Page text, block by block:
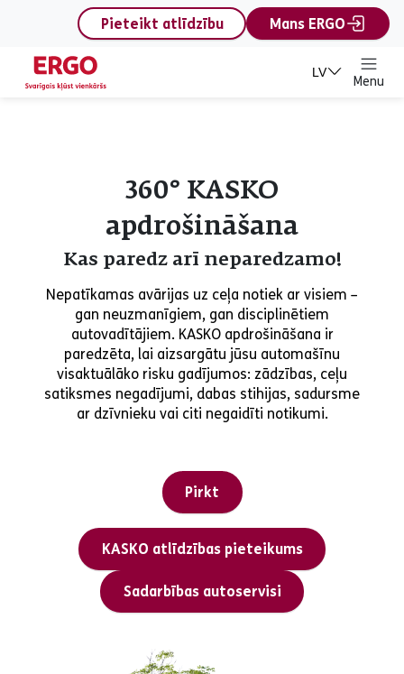
content
Pieteikt atlīdzību
Mans ERGO
LV
Menu
360° KASKO
apdrošināšana
Kas paredz arī neparedzamo!
Nepatīkamas avārijas uz ceļa notiek ar visiem –
gan neuzmanīgiem, gan disciplinētiem
autovadītājiem. KASKO apdrošināšana ir
paredzēta, lai aizsargātu jūsu automašīnu
visaktuālāko risku gadījumos: zādzības, ceļu
satiksmes negadījumi, dabas stihijas, sadursme
ar dzīvnieku vai citi negaidīti notikumi.
Pirkt
KASKO atlīdzības pieteikums
Sadarbības autoservisi